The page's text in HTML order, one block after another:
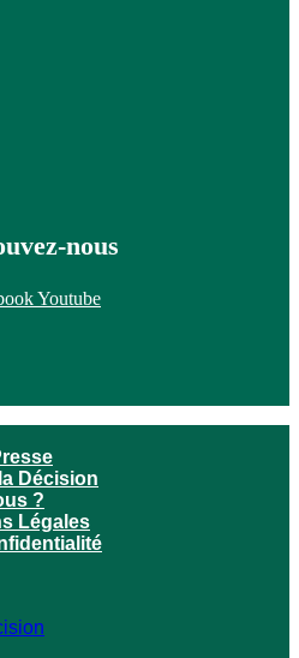
nous
Youtube
Décision
?
Légales